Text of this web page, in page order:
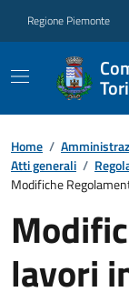
Regione Piemonte
Home /
Atti generali /
Modifiche
lavori